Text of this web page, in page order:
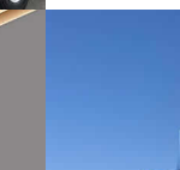
No